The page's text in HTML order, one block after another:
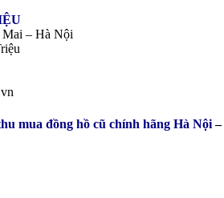
– Hà Nội
mua đồng hồ cũ chính hãng Hà Nội–